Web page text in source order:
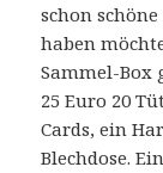
schon
haben
Sammel-Box
25 Euro 20
Cards, ein
Blechdose.